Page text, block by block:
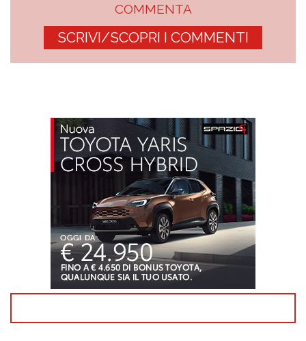
COMMENTA
SCRIVI/SCOPRI I COMMENTI